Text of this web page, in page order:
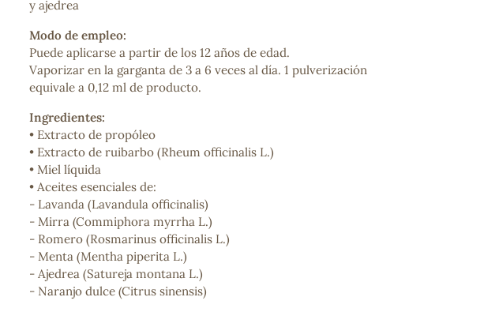
y ajedrea
Modo de empleo:
Puede aplicarse a partir de los 12 años de edad.
Vaporizar en la garganta de 3 a 6 veces al día. 1 pulverización
equivale a 0,12 ml de producto.
Ingredientes:
• Extracto de propóleo
• Extracto de ruibarbo (Rheum officinalis L.)
• Miel líquida
• Aceites esenciales de:
- Lavanda (Lavandula officinalis)
- Mirra (Commiphora myrrha L.)
- Romero (Rosmarinus officinalis L.)
- Menta (Mentha piperita L.)
- Ajedrea (Satureja montana L.)
- Naranjo dulce (Citrus sinensis)